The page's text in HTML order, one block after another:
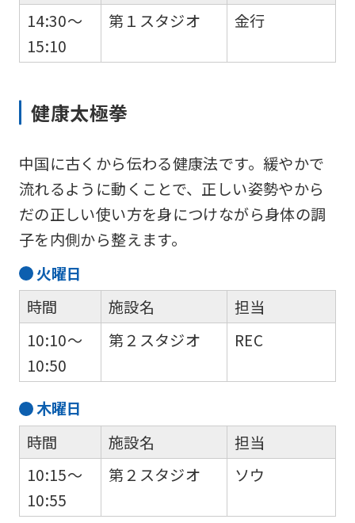
14:30～
15:10
第１スタジオ
金行
健康太極拳
中国に古くから伝わる健康法です。緩やかで
流れるように動くことで、正しい姿勢やから
だの正しい使い方を身につけながら身体の調
子を内側から整えます。
火曜日
時間
10:10～
10:50
施設名
第２スタジオ
担当
REC
木曜日
時間
10:15～
10:55
施設名
第２スタジオ
担当
ソウ
foreigners